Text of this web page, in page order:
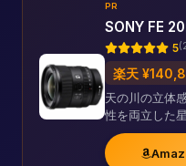
PR
SONY FE
5
楽天
天の川の立体
性を両立した